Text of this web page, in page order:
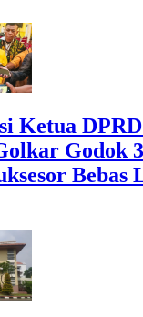
Ketua
Godok
Bebas